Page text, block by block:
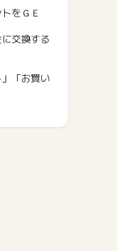
をＧＥ
交換する
「お買い